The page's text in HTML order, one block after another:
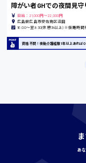
時給1100円〜
障がい者GHでの夜間見
日給：21,000円～22,000円
広島県広島市安佐南区沼田
16:00〜翌9:30(休憩3h以上) ※仮眠時
資格不問！夜勤介護経験1年以上あれば
あ